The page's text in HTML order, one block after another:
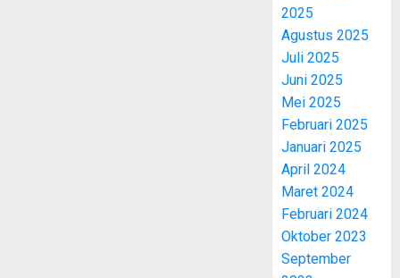
2025
Agustus 2025
Juli 2025
Juni 2025
Mei 2025
Februari 2025
Januari 2025
April 2024
Maret 2024
Februari 2024
Oktober 2023
September